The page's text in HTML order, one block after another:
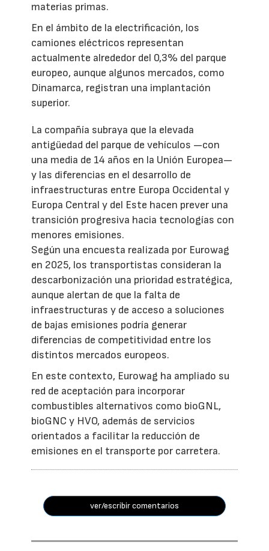
materias primas.
En el ámbito de la electrificación, los
camiones eléctricos representan
actualmente alrededor del 0,3% del parque
europeo, aunque algunos mercados, como
Dinamarca, registran una implantación
superior.
La compañía subraya que la elevada
antigüedad del parque de vehículos —con
una media de 14 años en la Unión Europea—
y las diferencias en el desarrollo de
infraestructuras entre Europa Occidental y
Europa Central y del Este hacen prever una
transición progresiva hacia tecnologías con
menores emisiones.
Según una encuesta realizada por Eurowag
en 2025, los transportistas consideran la
descarbonización una prioridad estratégica,
aunque alertan de que la falta de
infraestructuras y de acceso a soluciones
de bajas emisiones podría generar
diferencias de competitividad entre los
distintos mercados europeos.
En este contexto, Eurowag ha ampliado su
red de aceptación para incorporar
combustibles alternativos como bioGNL,
bioGNC y HVO, además de servicios
orientados a facilitar la reducción de
emisiones en el transporte por carretera.
ver/escribir comentarios